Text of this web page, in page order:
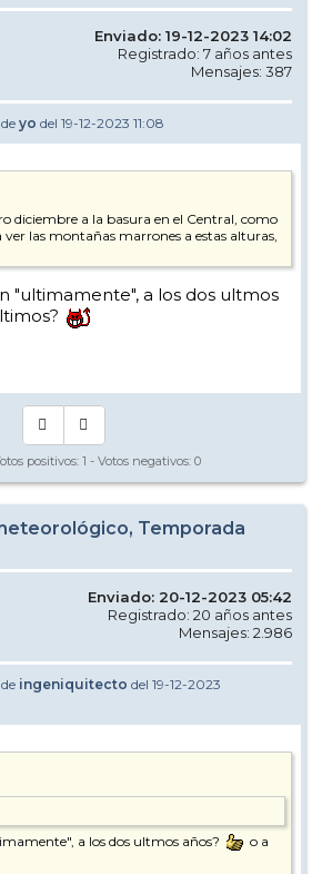
Enviado: 19-12-2023 14:02
Registrado: 7 años antes
Mensajes: 387
yo del 19-12-2023 11:08
diciembre a la basura en el Central, como
las montañas marrones a estas alturas,
"ultimamente", a los dos ultmos
positivos: 1 - Votos negativos: 0
Temporada
Enviado: 20-12-2023 05:42
Registrado: 20 años antes
Mensajes: 2.986
ingeniquitecto del 19-12-2023
a los dos ultmos años?
o a